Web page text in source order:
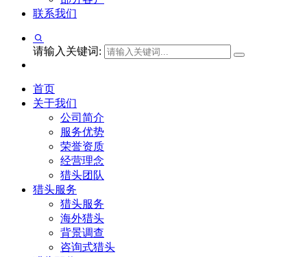
联系我们
请输入关键词:
首页
关于我们
公司简介
服务优势
荣誉资质
经营理念
猎头团队
猎头服务
猎头服务
海外猎头
背景调查
咨询式猎头